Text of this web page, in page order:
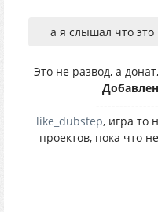
а я слышал что это
Это не развод, а
like_dubstep, игра то
проектов, пока что